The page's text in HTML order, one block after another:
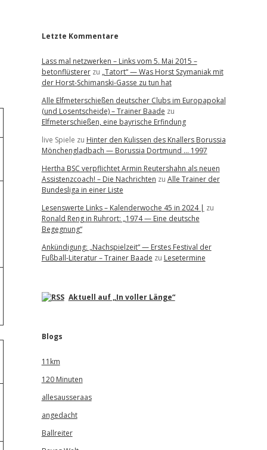
Letzte Kommentare
Lass mal netzwerken – Links vom 5. Mai 2015 –
betonflüstererzu „Tatort“ — Was Horst Szymaniak mit
der Horst-Schimanski-Gasse zu tun hat
Alle Elfmeterschießen deutscher Clubs im Europapokal
(und Losentscheide) – Trainer Baade zu
Elfmeterschießen, eine bayrische Erfindung
live Spiele zu Hinter den Kulissen des Knallers Borussia
Mönchengladbach — Borussia Dortmund … 1997
Hertha BSC verpflichtet Armin Reutershahn als neuen
Assistenzcoach! – Die Nachrichten zu Alle Trainer der
Bundesliga in einer Liste
Lesenswerte Links – Kalenderwoche 45 in 2024 | zu
Ronald Reng in Ruhrort: „1974 — Eine deutsche
Begegnung“
Ankündigung: „Nachspielzeit“ — Erstes Festival der
Fußball-Literatur – Trainer Baade zu Lesetermine
Aktuell auf „In voller Länge“
Blogs
11km
120 Minuten
allesausseraas
angedacht
Ballreiter